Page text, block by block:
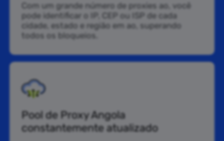
Com um grande número de proxies ao, você
pode identificar o IP, CEP ou ISP de cada
cidade, estado e região em ao, superando
todos os bloqueios.
Pool de Proxy Angola
constantemente atualizado